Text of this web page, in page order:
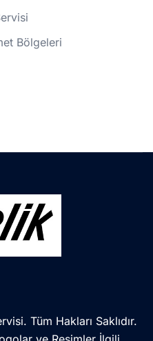
Bölgeleri
Tüm Hakları Saklıdır.